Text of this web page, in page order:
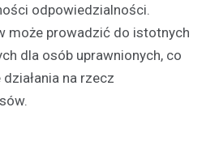
odpowiedzialności.
może prowadzić do istotnych
dla osób uprawnionych, co
na rzecz